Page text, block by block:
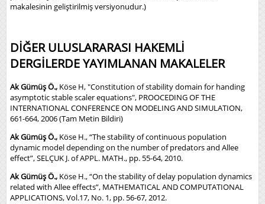
makalesinin geliştirilmiş versiyonudur.)
DİĞER ULUSLARARASI HAKEMLİ
DERGİLERDE YAYIMLANAN MAKALELER
Ak Gümüş Ö., Köse H, "Constitution of stability domain for handing
asymptotic stable scaler equations", PROOCEDING OF THE
INTERNATIONAL CONFERENCE ON MODELING AND SIMULATION,
661-664, 2006 (Tam Metin Bildiri)
Ak Gümüş Ö., Köse H., “The stability of continuous population
dynamic model depending on the number of predators and Allee
effect”, SELÇUK J. of APPL. MATH., pp. 55-64, 2010.
Ak Gümüş Ö., Köse H., “On the stability of delay population dynamics
related with Allee effects”, MATHEMATICAL AND COMPUTATIONAL
APPLICATIONS, Vol.17, No. 1, pp. 56-67, 2012.